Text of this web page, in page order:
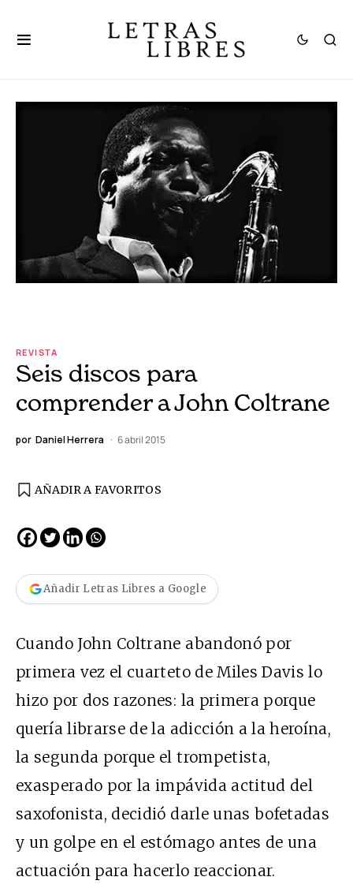
REVISTA
Seis discos para
comprender a John Coltrane
por Daniel Herrera 6 abril 2015
AÑADIR A FAVORITOS
Añadir Letras Libres a Google
Cuando John Coltrane abandonó por
primera vez el cuarteto de Miles Davis lo
hizo por dos razones: la primera porque
quería librarse de la adicción a la heroína,
la segunda porque el trompetista,
exasperado por la impávida actitud del
saxofonista, decidió darle unas bofetadas
y un golpe en el estómago antes de una
actuación para hacerlo reaccionar.